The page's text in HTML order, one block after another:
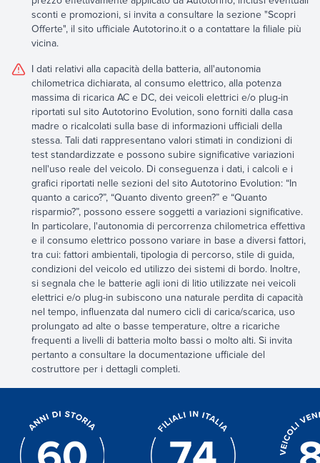
sconti e promozioni, si invita a consultare la sezione "Scopri
Offerte", il sito ufficiale Autotorino.it o a contattare la filiale più
vicina.
I dati relativi alla capacità della batteria, all'autonomia
chilometrica dichiarata, al consumo elettrico, alla potenza
massima di ricarica AC e DC, dei veicoli elettrici e/o plug-in
riportati sul sito Autotorino Evolution, sono forniti dalla casa
madre o ricalcolati sulla base di informazioni ufficiali della
stessa. Tali dati rappresentano valori stimati in condizioni di
test standardizzate e possono subire significative variazioni
nell'uso reale del veicolo. Di conseguenza i dati, i calcoli e i
grafici riportati nelle sezioni del sito Autotorino Evolution: “In
quanto a carico?”, “Quanto divento green?” e “Quanto
risparmio?”, possono essere soggetti a variazioni significative.
In particolare, l'autonomia di percorrenza chilometrica effettiva
e il consumo elettrico possono variare in base a diversi fattori,
tra cui: fattori ambientali, tipologia di percorso, stile di guida,
condizioni del veicolo ed utilizzo dei sistemi di bordo. Inoltre,
si segnala che le batterie agli ioni di litio utilizzate nei veicoli
elettrici e/o plug-in subiscono una naturale perdita di capacità
nel tempo, influenzata dal numero cicli di carica/scarica, uso
prolungato ad alte o basse temperature, oltre a ricariche
frequenti a livelli di batteria molto bassi o molto alti. Si invita
pertanto a consultare la documentazione ufficiale del
costruttore per i dettagli completi.